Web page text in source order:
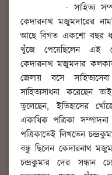
- সাহিত্য সম্পর্কে
কেদারনাথ মজুমদারের
আছে বিগত একশো বছর
খুঁজে পেয়েছিলেন এই
কেদারনাথ মজুমদার
জেলায় বসে
সাহিত্যসাধনা করেছেন
তুলেছেন, ইতিহাসের
একাধিক পত্রিকা
পত্রিকাতেই লিখতেন
বন্ধু ছিলেন কেদারনাথ
চন্দ্রকুমার দের সন্ধান